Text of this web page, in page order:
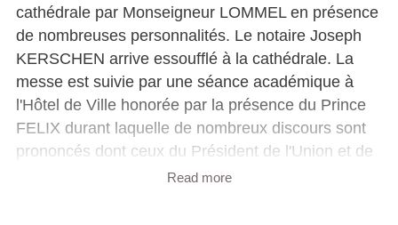
cathédrale par Monseigneur LOMMEL en présence
de nombreuses personnalités. Le notaire Joseph
KERSCHEN arrive essoufflé à la cathédrale. La
messe est suivie par une séance académique à
l'Hôtel de Ville honorée par la présence du Prince
FELIX durant laquelle de nombreux discours sont
prononcés dont ceux du Président de l'Union et de
M. Paul WILWERTZ (pour le Collège). Aux côtés du
Read more